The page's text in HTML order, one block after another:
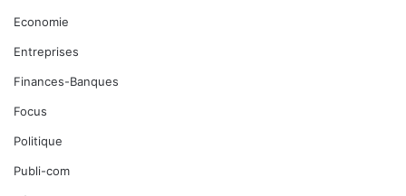
Economie
Entreprises
Finances-Banques
Focus
Politique
Publi-com